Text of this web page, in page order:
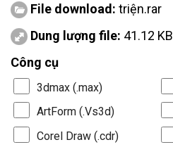
File download: triện.rar
Dung lượng file: 41.12 KB
Công cụ
3dmax (.max)
ArtForm (.Vs3d)
Corel Draw (.cdr)